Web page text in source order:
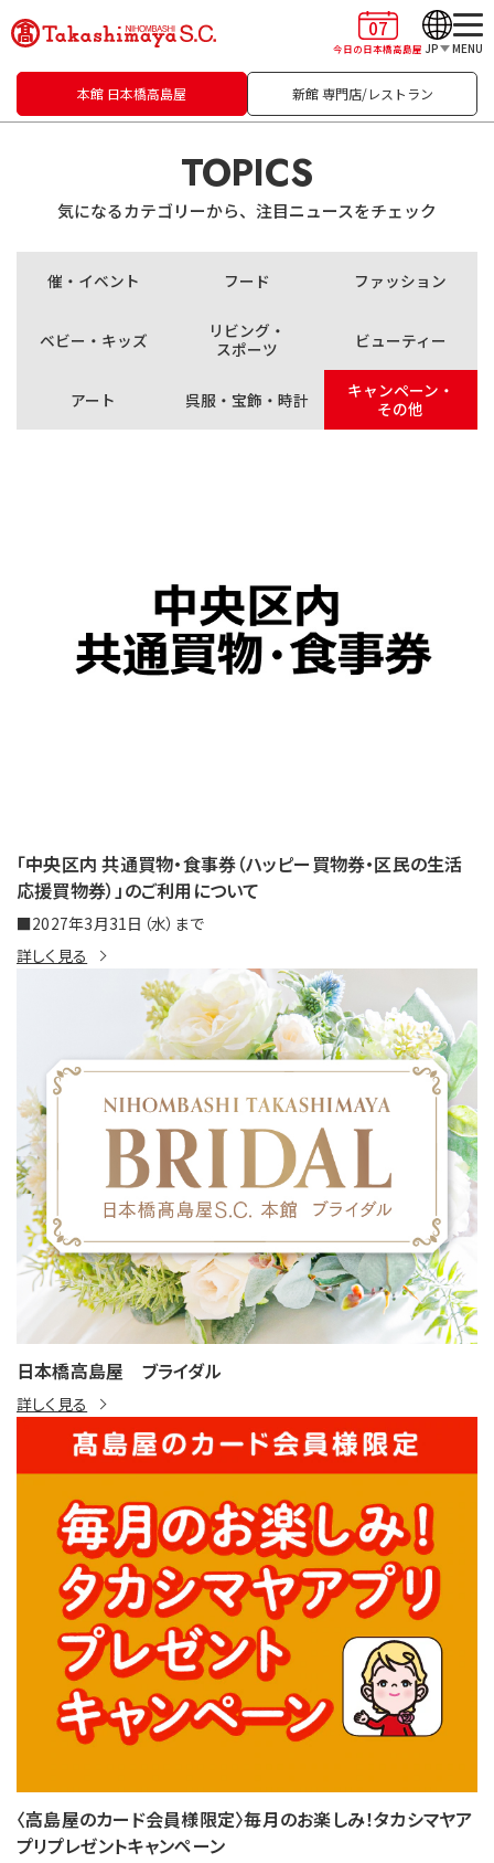
07
今日の日本橋高島屋 JP MENU
本館 日本橋高島屋 新館 専門店/レストラン
TOPICS
気になるカテゴリーから、注目ニュースをチェック
催・イベント フード ファッション
ベビー・キッズ
リビング・
スポーツ
ビューティー
アート 呉服・宝飾・時計
キャンペーン・
その他
「中央区内 共通買物・食事券（ハッピー買物券・区民の生活
応援買物券）」のご利用について
■2027年3月31日（水）まで
詳しく見る
日本橋高島屋 ブライダル
詳しく見る
〈高島屋のカード会員様限定〉毎月のお楽しみ！タカシマヤア
プリプレゼントキャンペーン